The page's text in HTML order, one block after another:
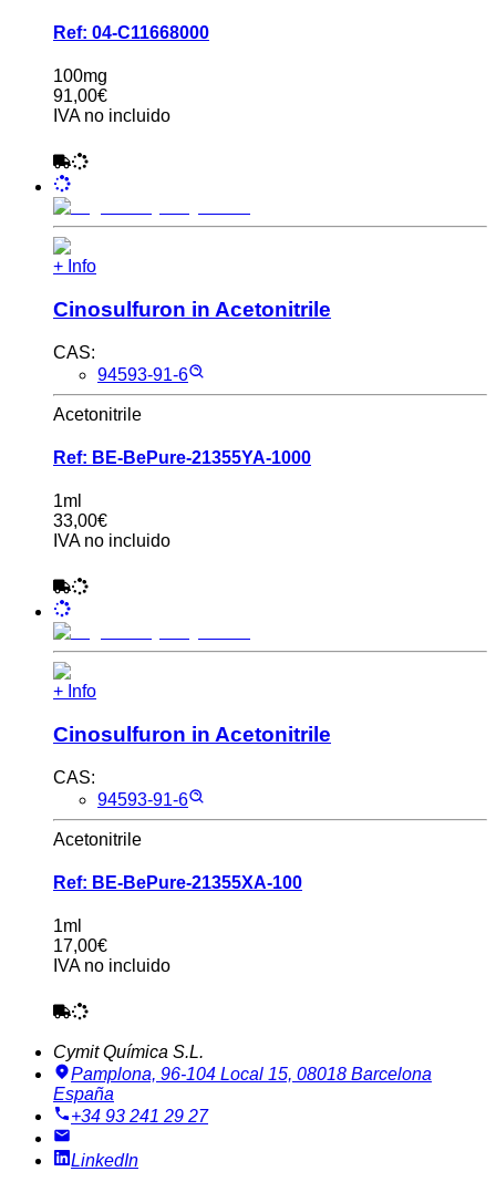
Ref: 04-C11668000
100mg
91,00€
IVA no incluido
+ Info
Cinosulfuron in Acetonitrile
CAS:
94593-91-6
Acetonitrile
Ref: BE-BePure-21355YA-1000
1ml
33,00€
IVA no incluido
+ Info
Cinosulfuron in Acetonitrile
CAS:
94593-91-6
Acetonitrile
Ref: BE-BePure-21355XA-100
1ml
17,00€
IVA no incluido
Cymit Química S.L.
Pamplona, 96-104 Local 15, 08018 Barcelona
España
+34 93 241 29 27
LinkedIn